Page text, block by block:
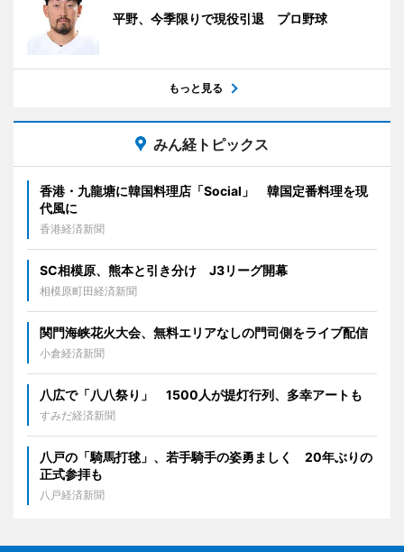
平野、今季限りで現役引退 プロ野球
もっと見る
みん経トピックス
香港・九龍塘に韓国料理店「Social」 韓国定番料理を現
代風に
香港経済新聞
SC相模原、熊本と引き分け J3リーグ開幕
相模原町田経済新聞
関門海峡花火大会、無料エリアなしの門司側をライブ配信
小倉経済新聞
八広で「八八祭り」 1500人が提灯行列、多幸アートも
すみだ経済新聞
八戸の「騎馬打毬」、若手騎手の姿勇ましく 20年ぶりの
正式参拝も
八戸経済新聞